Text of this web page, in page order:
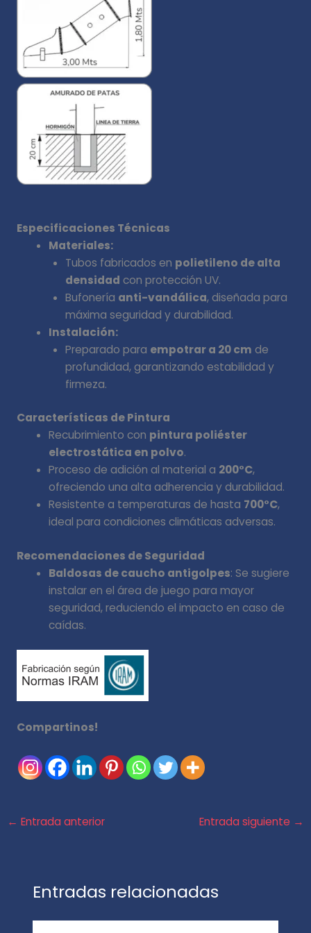
Especificaciones Técnicas
Materiales:
Tubos fabricados en polietileno de alta
densidad con protección UV.
Bufonería anti-vandálica, diseñada para
máxima seguridad y durabilidad.
Instalación:
Preparado para empotrar a 20 cm de
profundidad, garantizando estabilidad y
firmeza.
Características de Pintura
Recubrimiento con pintura poliéster
electrostática en polvo.
Proceso de adición al material a 200°C,
ofreciendo una alta adherencia y durabilidad.
Resistente a temperaturas de hasta 700°C,
ideal para condiciones climáticas adversas.
Recomendaciones de Seguridad
Baldosas de caucho antigolpes: Se sugiere
instalar en el área de juego para mayor
seguridad, reduciendo el impacto en caso de
caídas.
Compartinos!
← Entrada anterior Entrada siguiente →
Entradas relacionadas